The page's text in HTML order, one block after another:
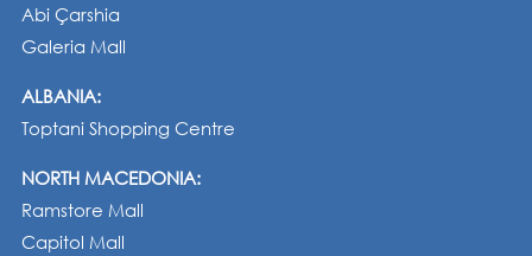
Abi Çarshia
Galeria Mall
ALBANIA:
Toptani Shopping Centre
NORTH MACEDONIA:
Ramstore Mall
Capitol Mall